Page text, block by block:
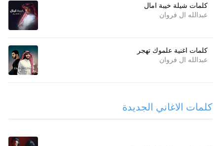
كلمات شيلة خيبة امال
عبدالله ال فروان
كلمات اغنية علموك تهجر
عبدالله ال فروان
كلمات الاغاني الجديدة